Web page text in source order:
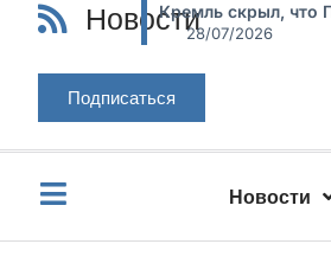
НовостиКремль скрыл, что
28/07/2026
Подписаться
Новости